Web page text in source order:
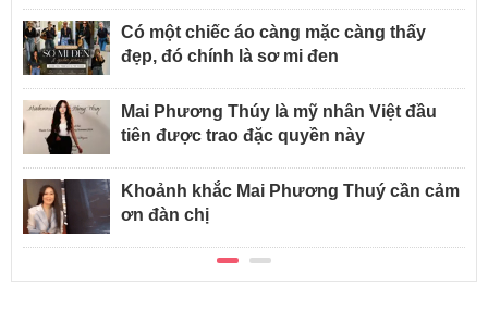
Có một chiếc áo càng mặc càng thấy
đẹp, đó chính là sơ mi đen
Mai Phương Thúy là mỹ nhân Việt đầu
tiên được trao đặc quyền này
Khoảnh khắc Mai Phương Thuý cần cảm
ơn đàn chị